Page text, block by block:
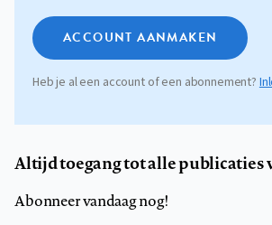
ACCOUNT AANMAKEN
Heb je al een account of een abonnement?
Altijd toegang tot alle publicaties
Abonneer vandaag nog!